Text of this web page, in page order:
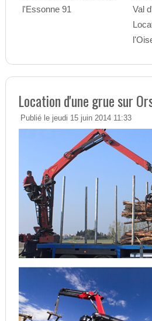
l'Essonne 91
Val
Location d'une grue sur
Publié le jeudi 15 juin 2014 11:33